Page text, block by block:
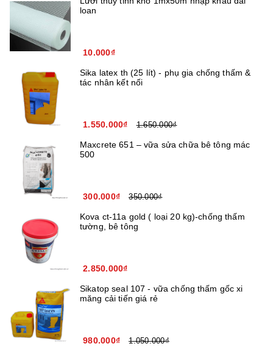
loan
10.000₫
Sika latex th (25 lít) - phụ gia chống thấm &
tác nhân kết nối
1.550.000₫ 1.650.000₫
Maxcrete 651 – vữa sửa chữa bê tông mác
500
300.000₫ 350.000₫
Kova ct-11a gold ( loại 20 kg)-chống thấm
tường, bê tông
2.850.000₫
Sikatop seal 107 - vữa chống thấm gốc xi
măng cải tiến giá rẻ
980.000₫ 1.050.000₫